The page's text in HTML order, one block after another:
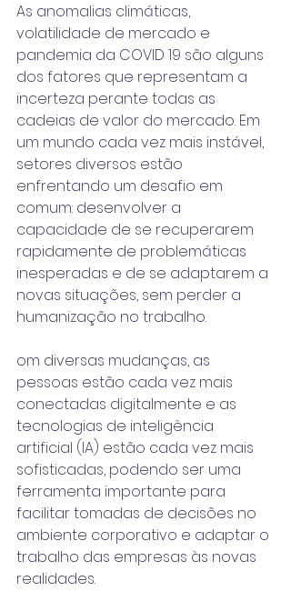
As anomalias climáticas,
volatilidade de mercado e
pandemia da COVID 19 são alguns
dos fatores que representam a
incerteza perante todas as
cadeias de valor do mercado. Em
um mundo cada vez mais instável,
setores diversos estão
enfrentando um desafio em
comum: desenvolver a
capacidade de se recuperarem
rapidamente de problemáticas
inesperadas e de se adaptarem a
novas situações, sem perder a
humanização no trabalho.
om diversas mudanças, as
pessoas estão cada vez mais
conectadas digitalmente e as
tecnologias de inteligência
artificial (IA) estão cada vez mais
sofisticadas, podendo ser uma
ferramenta importante para
facilitar tomadas de decisões no
ambiente corporativo e adaptar o
trabalho das empresas às novas
realidades.